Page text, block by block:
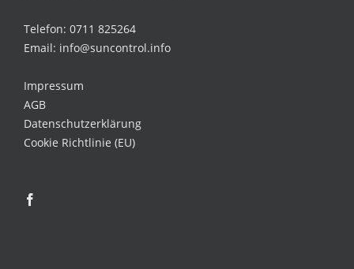
Telefon: 0711 825264
Email: info@suncontrol.info
Impressum
AGB
Datenschutzerklärung
Cookie Richtlinie (EU)